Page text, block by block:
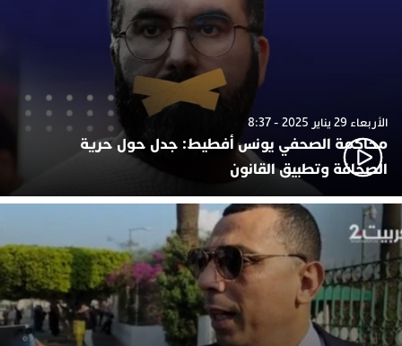
الأربعاء 29 يناير 2025 - 8:37
محاكمة الصحفي يونس أفطيط: جدل حول حرية
الصحافة وتطبيق القانون